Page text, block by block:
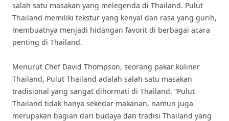
salah satu masakan yang melegenda di Thailand. Pulut
Thailand memiliki tekstur yang kenyal dan rasa yang gurih,
membuatnya menjadi hidangan favorit di berbagai acara
penting di Thailand.
Menurut Chef David Thompson, seorang pakar kuliner
Thailand, Pulut Thailand adalah salah satu masakan
tradisional yang sangat dihormati di Thailand. “Pulut
Thailand tidak hanya sekedar makanan, namun juga
merupakan bagian dari budaya dan tradisi Thailand yang